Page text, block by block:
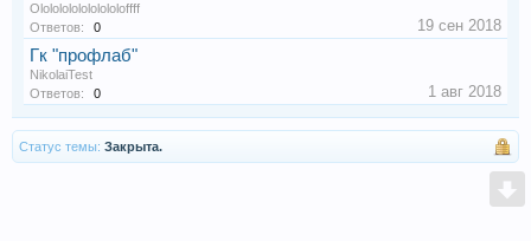
Olololololololololoffff
Ответов:
0 19 сен 2018
Гк "профлаб"
NikolaiTest
Ответов:
0 1 авг 2018
Статус темы: Закрыта.